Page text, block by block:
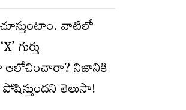
చూస్తుంటాం. వాటిలో
ఆలోచించారా? నిజానికి
తెలుసా!